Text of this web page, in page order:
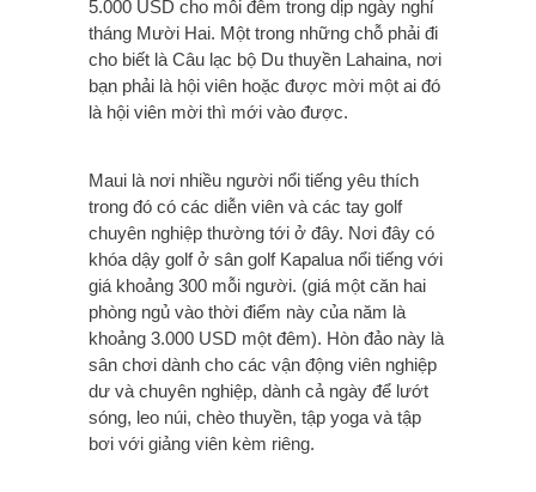
5.000 USD cho mỗi đêm trong dịp ngày nghỉ
tháng Mười Hai. Một trong những chỗ phải đi
cho biết là Câu lạc bộ Du thuyền Lahaina, nơi
bạn phải là hội viên hoặc được mời một ai đó
là hội viên mời thì mới vào được.
Maui là nơi nhiều người nổi tiếng yêu thích
trong đó có các diễn viên và các tay golf
chuyên nghiệp thường tới ở đây. Nơi đây có
khóa dậy golf ở sân golf Kapalua nổi tiếng với
giá khoảng 300 mỗi người. (giá một căn hai
phòng ngủ vào thời điểm này của năm là
khoảng 3.000 USD một đêm). Hòn đảo này là
sân chơi dành cho các vận động viên nghiệp
dư và chuyên nghiệp, dành cả ngày để lướt
sóng, leo núi, chèo thuyền, tập yoga và tập
bơi với giảng viên kèm riêng.